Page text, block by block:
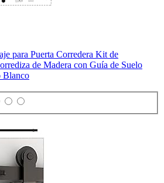
para Puerta Corredera Kit de
de Madera con Guía de Suelo
Blanco